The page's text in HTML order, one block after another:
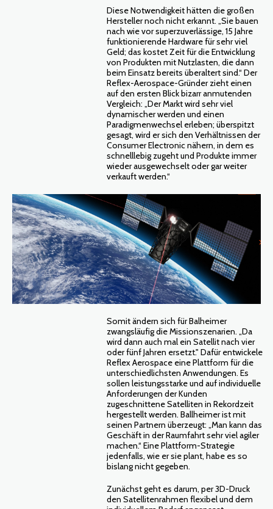
Diese Notwendigkeit hätten die großen
Hersteller noch nicht erkannt. „Sie bauen
nach wie vor superzuverlässige, 15 Jahre
funktionierende Hardware für sehr viel
Geld; das kostet Zeit für die Entwicklung
von Produkten mit Nutzlasten, die dann
beim Einsatz bereits überaltert sind.“ Der
Reflex-Aerospace-Gründer zieht einen
auf den ersten Blick bizarr anmutenden
Vergleich: „Der Markt wird sehr viel
dynamischer werden und einen
Paradigmenwechsel erleben; überspitzt
gesagt, wird er sich den Verhältnissen der
Consumer Electronic nähern, in dem es
schnelllebig zugeht und Produkte immer
wieder ausgewechselt oder gar weiter
verkauft werden.“
Somit ändern sich für Balheimer
zwangsläufig die Missionszenarien. „Da
wird dann auch mal ein Satellit nach vier
oder fünf Jahren ersetzt." Dafür entwickele
Reflex Aerospace eine Plattform für die
unterschiedlichsten Anwendungen. Es
sollen leistungsstarke und auf individuelle
Anforderungen der Kunden
zugeschnittene Satelliten in Rekordzeit
hergestellt werden. Ballheimer ist mit
seinen Partnern überzeugt: „Man kann das
Geschäft in der Raumfahrt sehr viel agiler
machen.“ Eine Plattform-Strategie
jedenfalls, wie er sie plant, habe es so
bislang nicht gegeben.
Zunächst geht es darum, per 3D-Druck
den Satellitenrahmen flexibel und dem